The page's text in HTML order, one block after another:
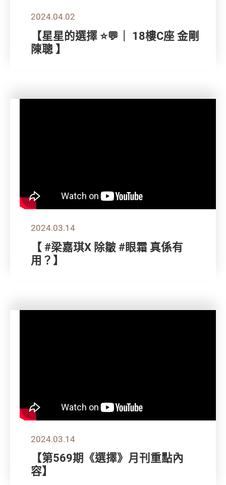
2024.04.02
【星星的選擇 ⭐💬｜ 18樓C座 金剛
陳聰 】
2024.03.14
【 #梁嘉琪X 除皺 #眼霜 真係有
用？】
2024.03.14
【第569期《選擇》月刊重點內
容】